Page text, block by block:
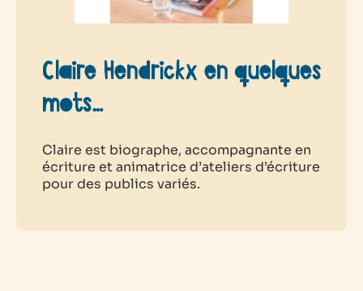
Claire Hendrickx en quelques
mots…
Claire est biographe, accompagnante en
écriture et animatrice d’ateliers d’écriture
pour des publics variés.